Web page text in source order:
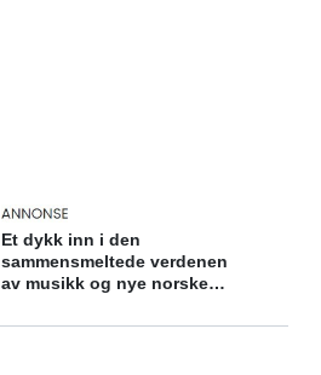
Et dykk inn i den
sammensmeltede verdenen
av musikk og nye norske